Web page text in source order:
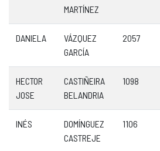
MARTÍNEZ
DANIELA
VÁZQUEZ
GARCÍA
2057
HECTOR
JOSE
CASTIÑEIRA
BELANDRIA
1098
INÉS
DOMÍNGUEZ
CASTREJE
1106